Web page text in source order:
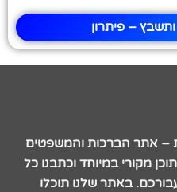
– פיתרון
– אתר הברכות והמשפטים
מקורי במיוחד וכתבנו כל
באתר שלנו תוכלו